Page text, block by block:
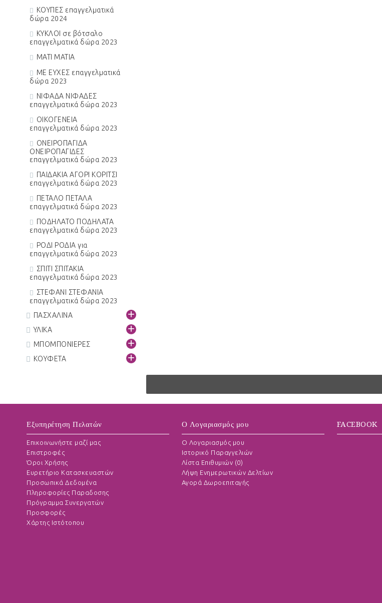
ΚΟΥΠΕΣ επαγγελματικά
δώρα 2024
ΚΥΚΛΟΙ σε βότσαλο
επαγγελματικά δώρα 2023
ΜΑΤΙ ΜΑΤΙΑ
ΜΕ ΕΥΧΕΣ επαγγελματικά
δώρα 2023
ΝΙΦΑΔΑ ΝΙΦΑΔΕΣ
επαγγελματικά δώρα 2023
ΟΙΚΟΓΕΝΕΙΑ
επαγγελματικά δώρα 2023
ΟΝΕΙΡΟΠΑΓΙΔΑ
ΟΝΕΙΡΟΠΑΓΙΔΕΣ
επαγγελματικά δώρα 2023
ΠΑΙΔΑΚΙΑ ΑΓΟΡΙ ΚΟΡΙΤΣΙ
επαγγελματικά δώρα 2023
ΠΕΤΑΛΟ ΠΕΤΑΛΑ
επαγγελματικά δώρα 2023
ΠΟΔΗΛΑΤΟ ΠΟΔΗΛΑΤΑ
επαγγελματικά δώρα 2023
ΡΟΔΙ ΡΟΔΙΑ για
επαγγελματικά δώρα 2023
ΣΠΙΤΙ ΣΠΙΤΑΚΙΑ
επαγγελματικά δώρα 2023
ΣΤΕΦΑΝΙ ΣΤΕΦΑΝΙΑ
επαγγελματικά δώρα 2023
ΠΑΣΧΑΛΙΝΑ
+
ΥΛΙΚΑ +
ΜΠΟΜΠΟΝΙΕΡΕΣ +
ΚΟΥΦΕΤΑ +
Εξυπηρέτηση Πελατών
Επικοινωνήστε μαζί μας
Επιστροφές
Όροι Χρήσης
Ευρετήριο Κατασκευαστών
Προσωπικά Δεδομένα
Πληροφορίες Παραδοσης
Πρόγραμμα Συνεργατών
Προσφορές
Χάρτης Ιστότοπου
Ο Λογαριασμός μου
O Λογαριασμός μου
Ιστορικό Παραγγελιών
Λίστα Επιθυμιών (0)
Λήψη Ενημερωτικών Δελτίων
Αγορά Δωροεπιταγής
FACEBOOK